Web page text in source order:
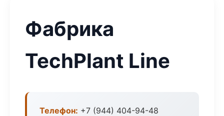
Фабрика
TechPlant Line
Телефон: +7 (944) 404-94-48